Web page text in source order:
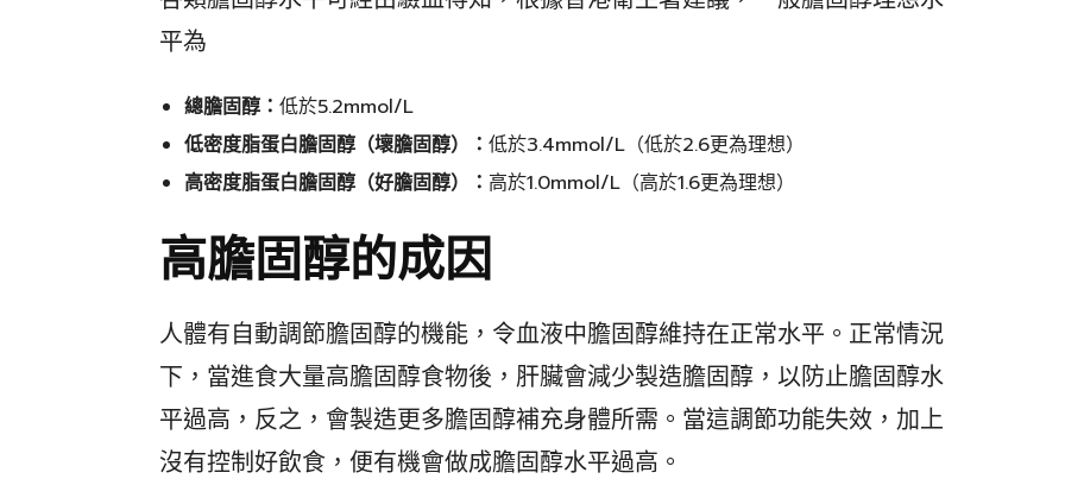
平為
總膽固醇：低於5.2mmol/L
低密度脂蛋白膽固醇（壞膽固醇）：低於3.4mmol/L（低於2.6更為理想）
高密度脂蛋白膽固醇（好膽固醇）： 高於1.0mmol/L（高於1.6更為理想）
高膽固醇的成因
人體有自動調節膽固醇的機能，令血液中膽固醇維持在正常水平。正常情況
下，當進食大量高膽固醇食物後，肝臟會減少製造膽固醇，以防止膽固醇水
平過高，反之，會製造更多膽固醇補充身體所需。當這調節功能失效，加上
沒有控制好飲食，便有機會做成膽固醇水平過高。